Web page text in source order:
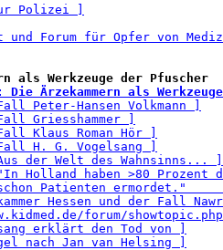
Polizei ]
und Forum für Opfer von
als Werkzeuge der Pfuscher
Die Ärzekammern als
Peter-Hansen Volkmann ]
Griesshammer ]
Klaus Roman Hör ]
H. G. Vogelsang ]
der Welt des Wahnsinns... ]
haben >80 Prozent
Patienten
Hessen und der Fall
forum/
erklärt den Tod von ]
nach Jan van Helsing ]